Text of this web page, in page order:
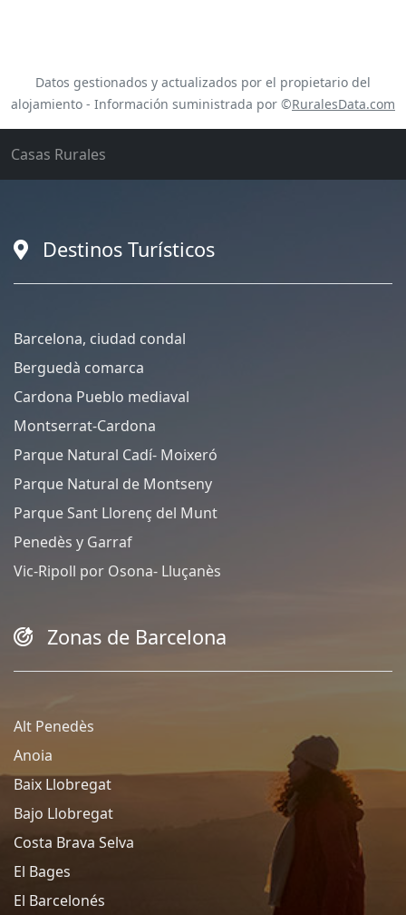
Datos gestionados y actualizados por el propietario del
alojamiento - Información suministrada por ©RuralesData.com
Casas Rurales
Destinos Turísticos
Barcelona, ciudad condal
Berguedà comarca
Cardona Pueblo mediaval
Montserrat-Cardona
Parque Natural Cadí- Moixeró
Parque Natural de Montseny
Parque Sant Llorenç del Munt
Penedès y Garraf
Vic-Ripoll por Osona- Lluçanès
Zonas de Barcelona
Alt Penedès
Anoia
Baix Llobregat
Bajo Llobregat
Costa Brava Selva
El Bages
El Barcelonés